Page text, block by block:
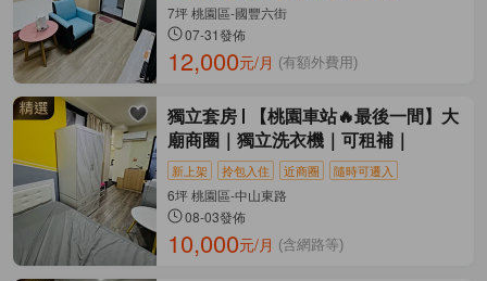
7坪 桃園區-國豐六街
07-31發佈
12,000元/月 (有額外費用)
獨立套房
【桃園車站🔥最後一間】大
廟商圈｜獨立洗衣機｜可租補｜
新上架 拎包入住 近商圈 隨時可遷入
6坪 桃園區-中山東路
08-03發佈
10,000元/月 (含網路等)